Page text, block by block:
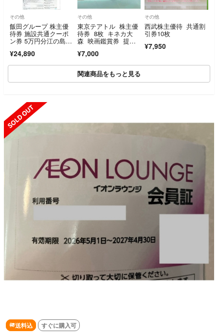
その他
飯田グループ 株主優
待券 施設共通クーポ
ン券 5万円分江の島ア
¥24,890
その他
東京テアトル 株主優
待券 8枚 キネカ大
森 映画鑑賞券 提示
¥7,000
その他
西武株主優待 共通割
引券10枚
¥7,950
関連商品をもっと見る
送料込 すぐに購入可